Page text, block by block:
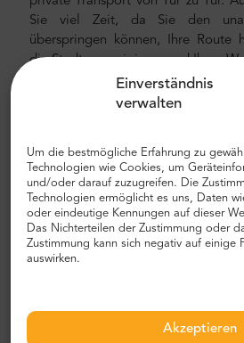
Einverständnis
verwalten
Um die bestmögliche Erfahrung zu
Technologien wie Cookies, um
und/oder darauf zuzugreifen. Die
Technologien ermöglicht es uns, Daten
oder eindeutige Kennungen auf dieser
Das Nichterteilen der Zustimmung oder
Zustimmung kann sich negativ auf einige
auswirken.
Akzeptieren
Sie viel Zeit, da Sie den
überspringen können, Ihre Route
die Stadt zu navigieren und Ihren
Flughafen- und Stadttransfer
erschwinglichen Flughafentransfer?
mit Mr.Shuttle, einer Auswahl von
für Reisende. Wir bieten Tür-zu-Tür-
modernen, komfortablen
Minivans und Minibussen. Unsere
erfahrenen erfahrenen Fahrern, die
sprechen.
Der Preis für den privaten